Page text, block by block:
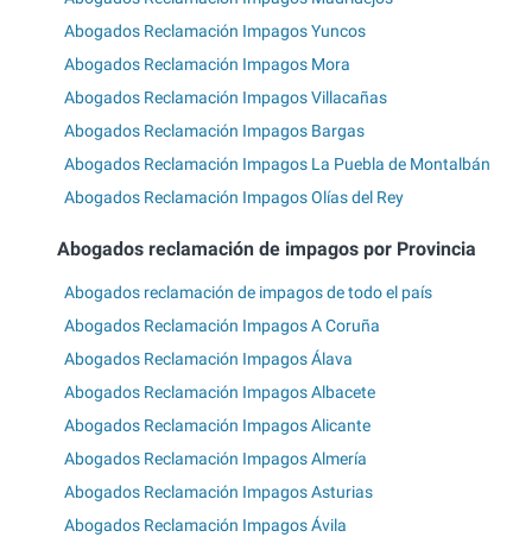
Abogados Reclamación Impagos Yuncos
Abogados Reclamación Impagos Mora
Abogados Reclamación Impagos Villacañas
Abogados Reclamación Impagos Bargas
Abogados Reclamación Impagos La Puebla de Montalbán
Abogados Reclamación Impagos Olías del Rey
Abogados reclamación de impagos por Provincia
Abogados reclamación de impagos de todo el país
Abogados Reclamación Impagos A Coruña
Abogados Reclamación Impagos Álava
Abogados Reclamación Impagos Albacete
Abogados Reclamación Impagos Alicante
Abogados Reclamación Impagos Almería
Abogados Reclamación Impagos Asturias
Abogados Reclamación Impagos Ávila